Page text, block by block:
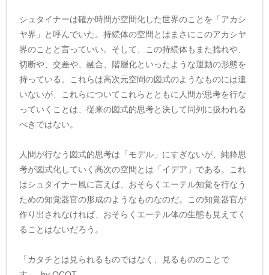
シュタイナーは確か時間が空間化した世界のことを「アカシ
ヤ界」と呼んでいた。持続体の空間とはまさにこのアカシヤ
界のことと言っていい。そして、この持続体もまた捻れや、
切断や、交差や、融合、階層化といったような運動の形態を
持っている。これらは高次元空間の図式のようなものには違
いないが、これらについてこれらとともに人間が思考を行な
っていくことは、従来の図式的思考と決して同列に扱われる
べきではない。
人間が行なう図式的思考は「モデル」にすぎないが、純粋思
考が図式化していく高次の空間とは「イデア」である。これ
はシュタイナー風に言えば、おそらくエーテル知覚を行なう
ための知覚器官の形成のようなものなのだ。この知覚器官が
作り出されなければ、おそらくエーテル体の生態も見えてく
ることはないだろう。
「カタチとは見られるものではなく、見るもののことで